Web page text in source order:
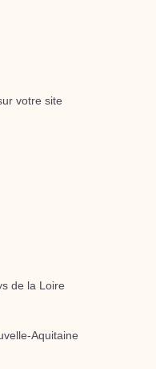
votre site
de la Loire
Aquitaine